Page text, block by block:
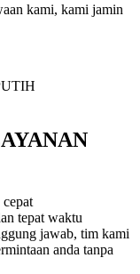
kami, kami jamin
tepat waktu
jawab, tim kami
anda tanpa